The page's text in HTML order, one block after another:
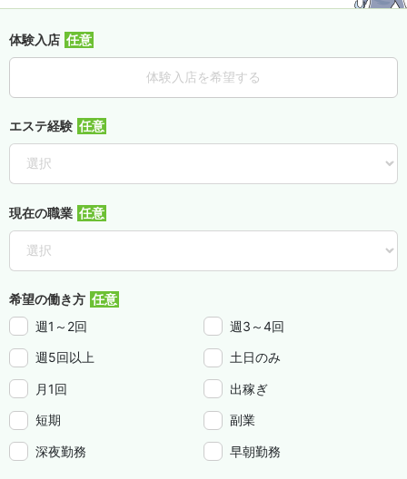
体験入店
体験入店を希望する
エステ経験
現在の職業
希望の働き方
週1～2回
週3～4回
週5回以上 土日のみ
月1回 出稼ぎ
短期 副業
深夜勤務 早朝勤務